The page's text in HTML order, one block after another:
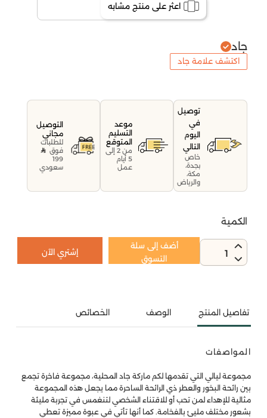
اعثر على منتج مشابه
جاد
اكتشف علامة جاد
توصيل
في
اليوم
التالي
خاص
بجدة،
مكة،
والرياض
موعد
التسليم
المتوقع
من 2 إلى
5 أيام
عمل
التوصيل
مجاني
للطلبات
فوق
199
سعودي
الكمية
1
أضف إلى سلة
التسوق
إشتري الآن
تفاصيل المنتج الوصف الخصائص
المواصفات
مجموعة ليالي التي تقدمها لكم ماركة جاد المحلية، مجموعة فاخرة تجمع
بين رائحة البخور والعطر ذي الرائحة الساحرة مما يجعل هذه المجموعة
مثالية للإهداء لمن تحب أو للاقتناء الشخصي لتنغمس في تجربة مليئة
بشعور مختلف مليئ بالفخامة. كما أنها تأتي في عبوة مميزة تعطي